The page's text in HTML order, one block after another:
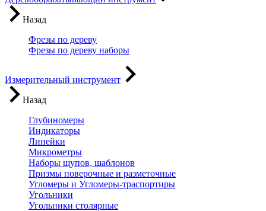
Назад
Фрезы по дереву
Фрезы по дереву наборы
Измерительный инструмент
Назад
Глубиномеры
Индикаторы
Линейки
Микрометры
Наборы щупов, шаблонов
Призмы поверочные и разметочные
Угломеры и Угломеры-траспортиры
Угольники
Угольники столярные